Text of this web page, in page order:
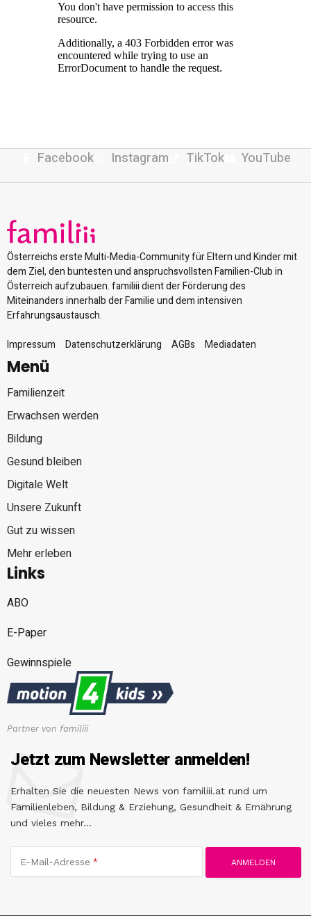
Facebook Instagram TikTok YouTube
Österreichs erste Multi-Media-Community für Eltern und Kinder mit
dem Ziel, den buntesten und anspruchsvollsten Familien-Club in
Österreich aufzubauen. familiii dient der Förderung des
Miteinanders innerhalb der Familie und dem intensiven
Erfahrungsaustausch.
Impressum
Datenschutzerklärung AGBs Mediadaten
Menü
Familienzeit
Erwachsen werden
Bildung
Gesund bleiben
Digitale Welt
Unsere Zukunft
Gut zu wissen
Mehr erleben
Links
ABO
E-Paper
Gewinnspiele
Partner von familiii
Jetzt zum Newsletter anmelden!
Erhalten Sie die neuesten News von familiii.at rund um
Familienleben, Bildung & Erziehung, Gesundheit & Ernährung
und vieles mehr...
E-Mail-Adresse